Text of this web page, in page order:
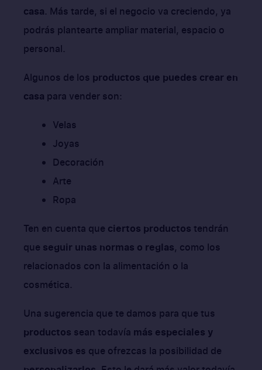
casa. Más tarde, si el negocio va creciendo, ya
podrás plantearte ampliar material, espacio o
personal.
Algunos de los productos que puedes crear en
casa para vender son:
Velas
Joyas
Decoración
Arte
Ropa
Ten en cuenta que ciertos productos tendrán
que seguir unas normas o reglas, como los
relacionados con la alimentación o la
cosmética.
Una sugerencia que te damos para que tus
productos sean todavía más especiales y
exclusivos es que ofrezcas la posibilidad de